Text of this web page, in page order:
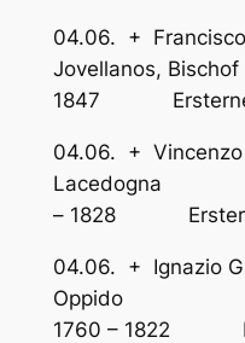
04.06. +
Jovellanos,
1847
04.06. + Vincenzo
– 1828
04.06. + Ignazio
1760 – 1822